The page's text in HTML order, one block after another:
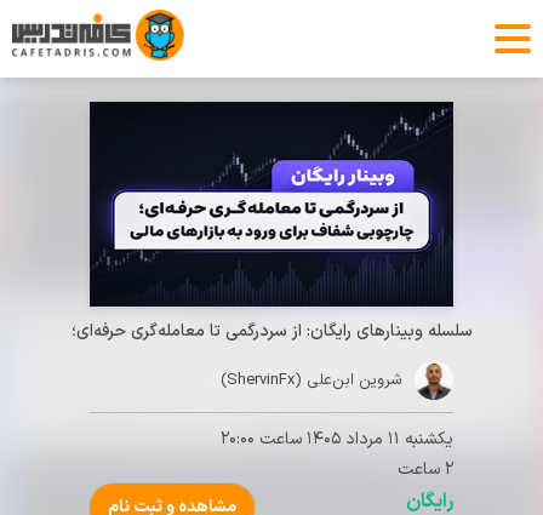
سلسله وبینارهای رایگان: از سردرگمی تا معامله‌گری حرفه‌ای؛
شروین ابن‌علی (ShervinFx)
یکشنبه ۱۱ مرداد ۱۴۰۵‌ ساعت ۲۰:۰۰
۲ ساعت
رایگان مشاهده و ثبت نام